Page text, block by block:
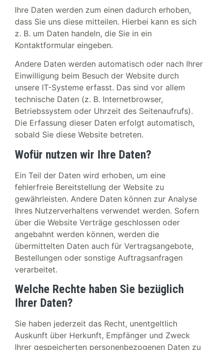
Ihre Daten werden zum einen dadurch erhoben,
dass Sie uns diese mitteilen. Hierbei kann es sich
z. B. um Daten handeln, die Sie in ein
Kontaktformular eingeben.
Andere Daten werden automatisch oder nach Ihrer
Einwilligung beim Besuch der Website durch
unsere IT-Systeme erfasst. Das sind vor allem
technische Daten (z. B. Internetbrowser,
Betriebssystem oder Uhrzeit des Seitenaufrufs).
Die Erfassung dieser Daten erfolgt automatisch,
sobald Sie diese Website betreten.
Wofür nutzen wir Ihre Daten?
Ein Teil der Daten wird erhoben, um eine
fehlerfreie Bereitstellung der Website zu
gewährleisten. Andere Daten können zur Analyse
Ihres Nutzerverhaltens verwendet werden. Sofern
über die Website Verträge geschlossen oder
angebahnt werden können, werden die
übermittelten Daten auch für Vertragsangebote,
Bestellungen oder sonstige Auftragsanfragen
verarbeitet.
Welche Rechte haben Sie bezüglich
Ihrer Daten?
Sie haben jederzeit das Recht, unentgeltlich
Auskunft über Herkunft, Empfänger und Zweck
Ihrer gespeicherten personenbezogenen Daten zu